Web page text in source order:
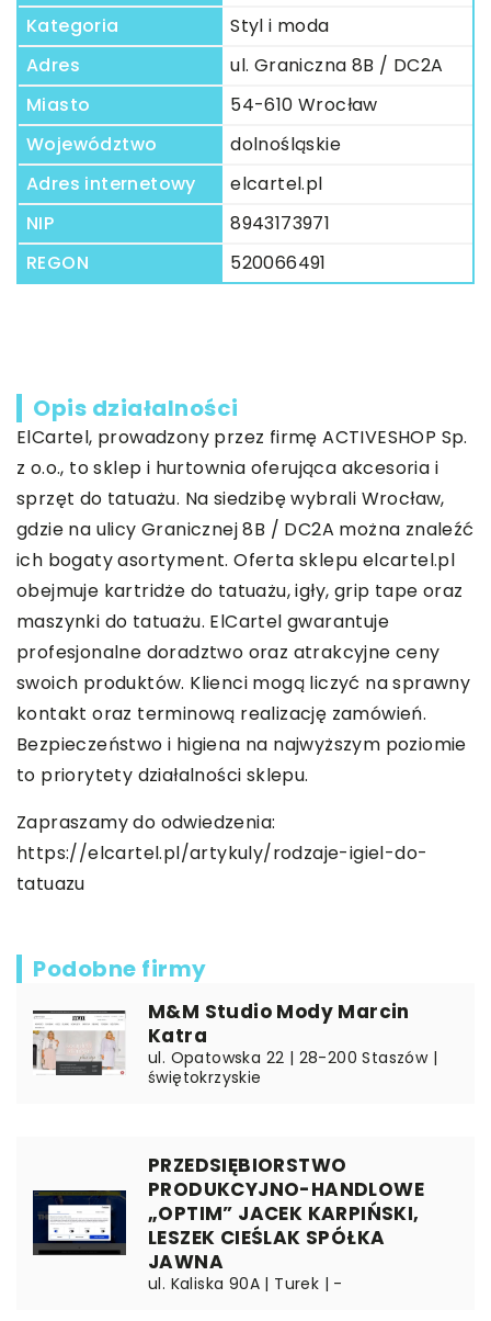
Kategoria
Styl i moda
Adres
ul. Graniczna 8B / DC2A
Miasto
54-610 Wrocław
Województwo
dolnośląskie
Adres internetowy
elcartel.pl
NIP
8943173971
REGON
520066491
Opis działalności
ElCartel, prowadzony przez firmę ACTIVESHOP Sp.
z o.o., to sklep i hurtownia oferująca akcesoria i
sprzęt do tatuażu. Na siedzibę wybrali Wrocław,
gdzie na ulicy Granicznej 8B / DC2A można znaleźć
ich bogaty asortyment. Oferta sklepu elcartel.pl
obejmuje kartridże do tatuażu, igły, grip tape oraz
maszynki do tatuażu. ElCartel gwarantuje
profesjonalne doradztwo oraz atrakcyjne ceny
swoich produktów. Klienci mogą liczyć na sprawny
kontakt oraz terminową realizację zamówień.
Bezpieczeństwo i higiena na najwyższym poziomie
to priorytety działalności sklepu.
Zapraszamy do odwiedzenia:
https://elcartel.pl/artykuly/rodzaje-igiel-do-
tatuazu
Podobne firmy
M&M Studio Mody Marcin
Katra
ul. Opatowska 22 | 28-200 Staszów |
świętokrzyskie
PRZEDSIĘBIORSTWO
PRODUKCYJNO-HANDLOWE
„OPTIM” JACEK KARPIŃSKI,
LESZEK CIEŚLAK SPÓŁKA
JAWNA
ul. Kaliska 90A | Turek | -